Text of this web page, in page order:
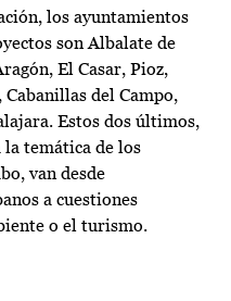
los ayuntamientos
son Albalate de
El Casar, Pioz,
del Campo,
Estos dos últimos,
la temática de los
van desde
a cuestiones
o el turismo.